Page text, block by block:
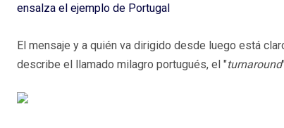
ensalza el ejemplo de Portugal
El mensaje y a quién va dirigido desde luego está
describe el llamado milagro portugués, el "turnaround